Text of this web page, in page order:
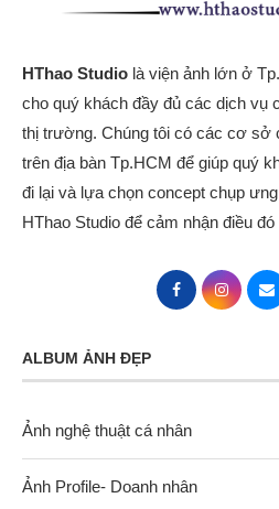
HThao Studio là viện ảnh lớn ở
cho quý khách đầy đủ các dịch vụ
thị trường. Chúng tôi có các cơ sở
trên địa bàn Tp.HCM để giúp quý
đi lại và lựa chọn concept chụp
HThao Studio để cảm nhận điều đó
ALBUM ẢNH ĐẸP
Ảnh nghệ thuật cá nhân
Ảnh Profile- Doanh nhân